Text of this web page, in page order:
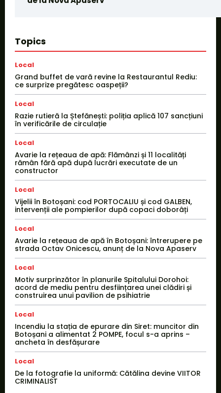
Topics
Local
Grand buffet de vară revine la Restaurantul Rediu:
ce surprize pregătesc oaspeții?
Local
Razie rutieră la Ștefănești: poliția aplică 107 sancțiuni
în verificările de circulație
Local
Avarie la rețeaua de apă: Flămânzi și 11 localități
rămân fără apă după lucrări executate de un
constructor
Local
Vijelii în Botoșani: cod PORTOCALIU și cod GALBEN,
intervenții ale pompierilor după copaci doborâți
Local
Avarie la rețeaua de apă în Botoșani: întrerupere pe
strada Octav Onicescu, anunț de la Nova Apaserv
Local
Motiv surprinzător în planurile Spitalului Dorohoi:
acord de mediu pentru desființarea unei clădiri și
construirea unui pavilion de psihiatrie
Local
Incendiu la stația de epurare din Siret: muncitor din
Botoșani a alimentat 2 POMPE, focul s-a aprins –
ancheta în desfășurare
Local
De la fotografie la uniformă: Cătălina devine VIITOR
CRIMINALIST